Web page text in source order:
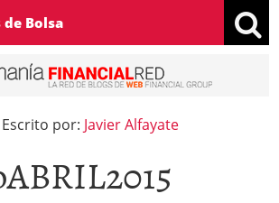
de Bolsa
Escrito por: Javier Alfayate